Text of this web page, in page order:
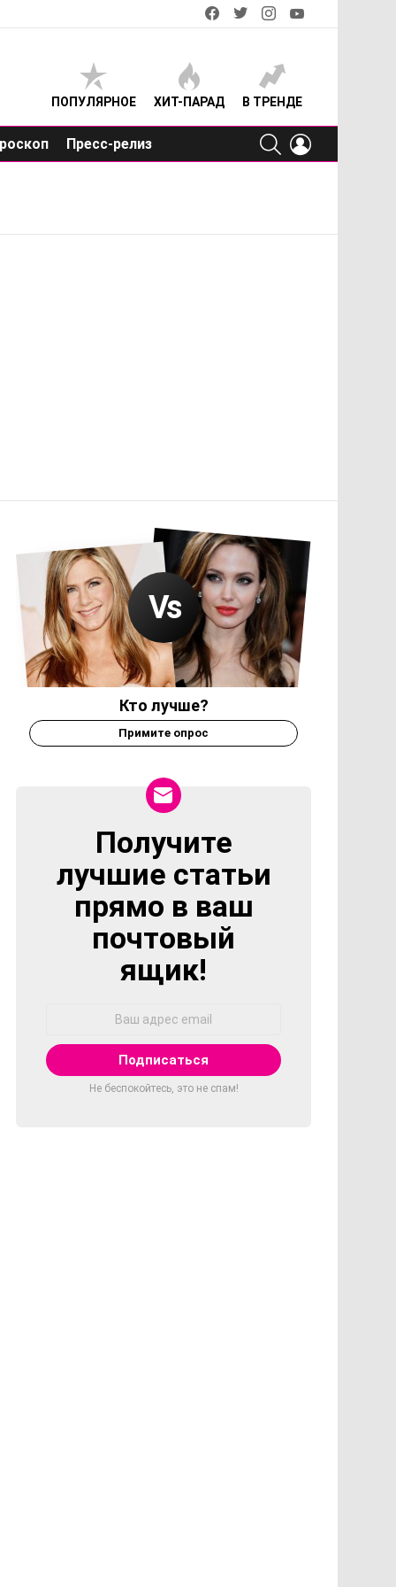
facebooktwitterinstagram
ПОПУЛЯРНОЕ ХИТ-ПАРАД В ТРЕНДЕ
Пресс-релиз
SEARCH
Кто лучше?
Примите опрос
NEWSLETTER
Получите
лучшие статьи
прямо в ваш
почтовый
ящик!
Не беспокойтесь, это не спам!